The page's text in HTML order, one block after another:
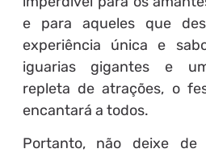
e para aqueles que
experiência única e
iguarias gigantes e
repleta de atrações, o
encantará a todos.
Portanto, não deixe